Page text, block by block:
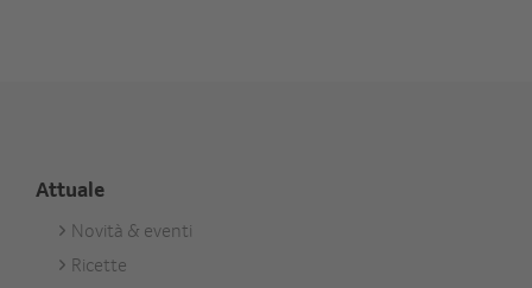
Attuale
Footer
Aktuell
Novità & eventi
Ricette